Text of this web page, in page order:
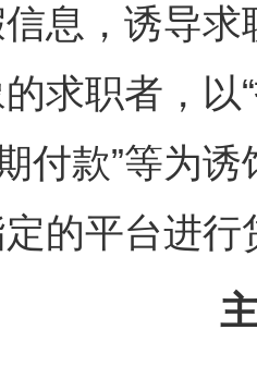
息，诱导
求职者，以
付款”等为
的平台进行